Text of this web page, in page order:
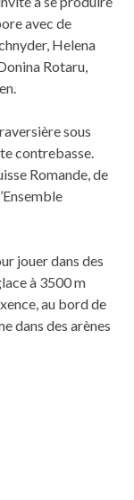
avec de
Helena
Rotaru,
sous
contrebasse.
Romande, de
jouer dans des
à 3500 m
au bord de
dans des arènes